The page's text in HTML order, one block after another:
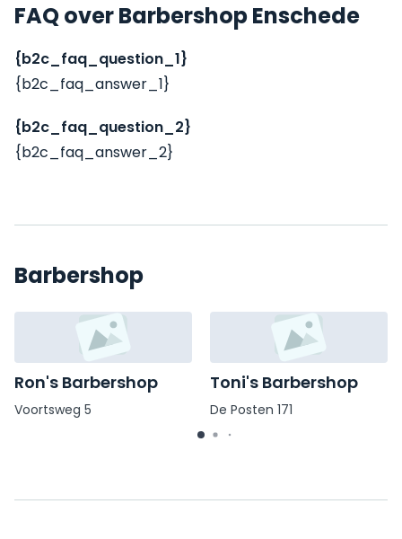
FAQ over Barbershop Enschede
{b2c_faq_question_1}
{b2c_faq_answer_1}
{b2c_faq_question_2}
{b2c_faq_answer_2}
Barbershop
Ron's Barbershop
Voortsweg 5
Toni's Barbershop
De Posten 171